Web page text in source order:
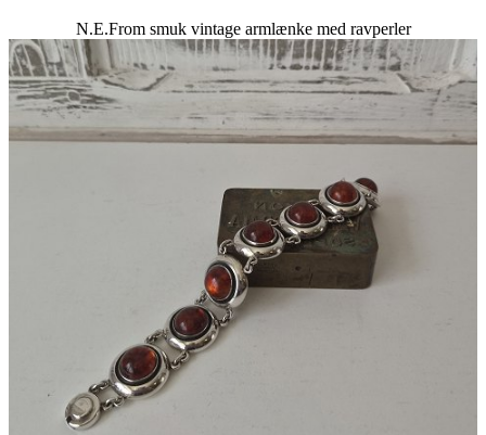
N.E.From smuk vintage armlænke med ravperler